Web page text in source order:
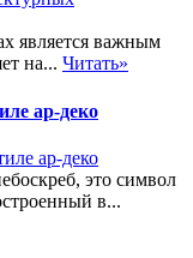
является важным
на... Читать»
ар-деко
это символ
в...